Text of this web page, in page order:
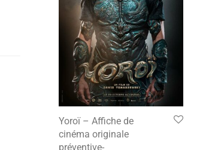
Yoroï – Affiche de
cinéma originale
préventive-